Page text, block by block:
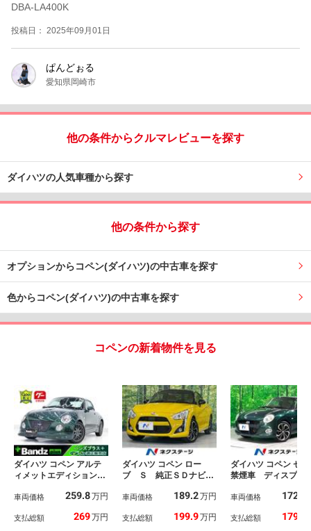
DBA-LA400K
投稿日： 2025年09月01日
ぱんどぉる
愛知県岡崎市
他の条件からクルマレビューを探す
ダイハツの人気車種から探す
他の条件から探す
オプションからコペン(ダイハツ)の中古車を探す
色からコペン(ダイハツ)の中古車を探す
コペンの新着物件を見る
ダイハツ コペン アルテ
ィメットエディション
Ｓ／純正ＭＯＭＯステ／
イン／フロントスポイラ
車両価格 259.8万円
支払総額 269万円
ダイハツ コペン ロー
ブ Ｓ 純正ＳＤナビ
ー ＬＥＤヘッド ＥＴ
ミ オートライト オー
車両価格 189.2万円
支払総額 199.9万円
ダイハツ コペン セ
禁煙車 ディスプレ
ＴＣ バックカメ
ドライト 純正１６
車両価格 172.2
支払総額 179.9